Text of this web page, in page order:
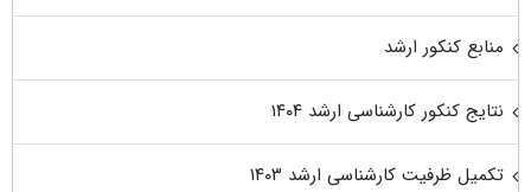
منابع کنکور ارشد
نتایج کنکور کارشناسی ارشد ۱۴۰۴
تکمیل ظرفیت کارشناسی ارشد ۱۴۰۳